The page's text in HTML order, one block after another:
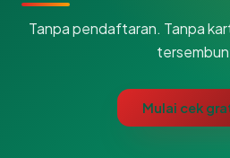
Tanpa pendaftaran. Tanpa
Mulai cek